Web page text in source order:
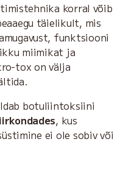
korral võib
täielikult, mis
funktsiooni
miimikat ja
tox on välja
botuliintoksiini
, kus
ei ole sobiv või